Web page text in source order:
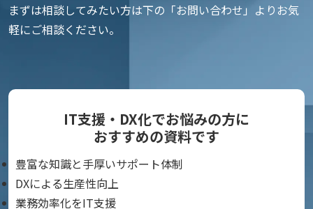
まずは相談してみたい方は下の「お問い合わせ」よりお気
軽にご相談ください。
IT支援・DX化でお悩みの方に
おすすめの資料です
豊富な知識と手厚いサポート体制
DXによる生産性向上
業務効率化をIT支援